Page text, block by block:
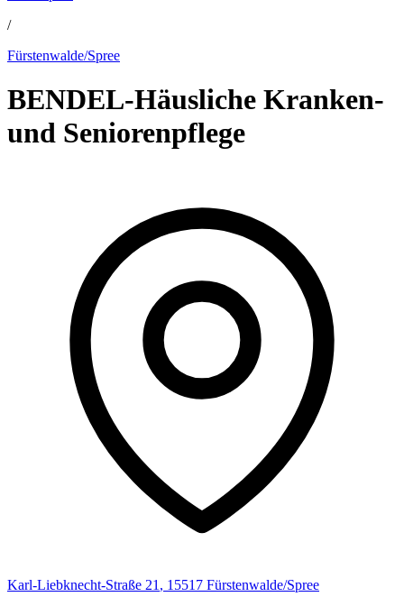
/
Fürstenwalde/Spree
BENDEL-Häusliche Kranken-
und Seniorenpflege
Karl-Liebknecht-Straße 21 , 15517 Fürstenwalde/Spree